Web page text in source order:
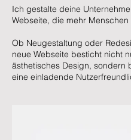
Ich gestalte deine
Webseite, die mehr Menschen
Ob Neugestaltung oder
neue Webseite besticht nicht
ästhetisches Design, sondern
eine einladende